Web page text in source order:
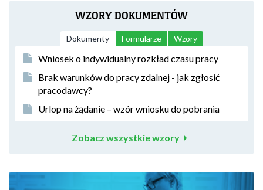
WZORY DOKUMENTÓW
Dokumenty Formularze Wzory
Wniosek o indywidualny rozkład czasu pracy
Brak warunków do pracy zdalnej - jak zgłosić
pracodawcy?
Urlop na żądanie – wzór wniosku do pobrania
Zobacz wszystkie wzory